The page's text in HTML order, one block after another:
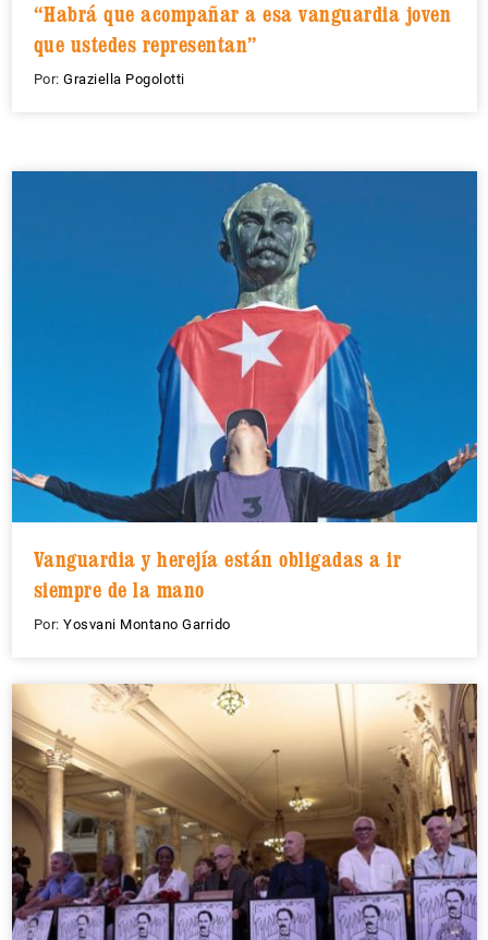
“Habrá que acompañar a esa vanguardia joven
que ustedes representan”
Por: Graziella Pogolotti
Vanguardia y herejía están obligadas a ir
siempre de la mano
Por: Yosvani Montano Garrido